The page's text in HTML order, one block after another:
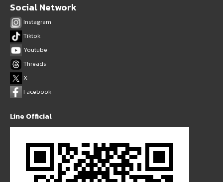
Social Network
Instagram
Tiktok
Youtube
Threads
X
Facebook
Line Official